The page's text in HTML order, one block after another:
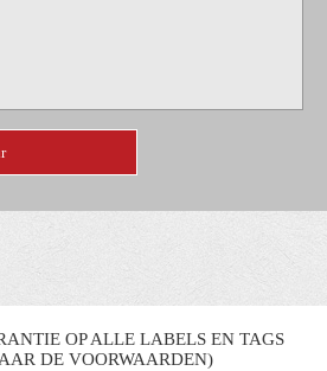
OP ALLE LABELS EN TAGS
DE VOORWAARDEN)